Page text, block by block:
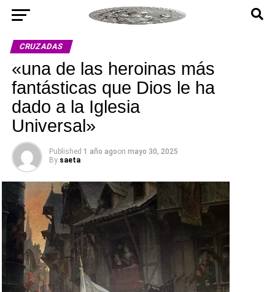
CRUZADAS
«una de las heroinas más
fantásticas que Dios le ha
dado a la Iglesia
Universal»
Published 1 año agoon mayo 30, 2025
By saeta